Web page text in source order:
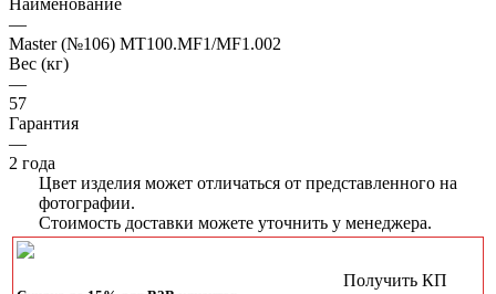
Наименование
—
Master (№106) MT100.MF1/MF1.002
Вес (кг)
—
57
Гарантия
—
2 года
Цвет изделия может отличаться от представленного на
фотографии.
Стоимость доставки можете уточнить у менеджера.
Получить КП